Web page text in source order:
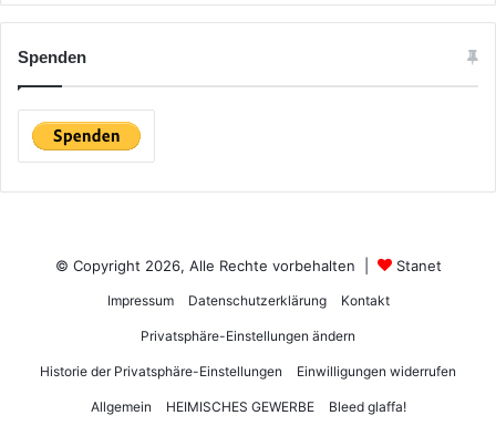
Spenden
© Copyright 2026, Alle Rechte vorbehalten | Stanet
Impressum Datenschutzerklärung Kontakt
Privatsphäre-Einstellungen ändern
Historie der Privatsphäre-Einstellungen Einwilligungen widerrufen
Allgemein HEIMISCHES GEWERBE Bleed glaffa!